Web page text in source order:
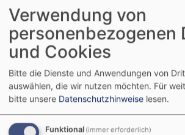
Kurz & Gut
Verwendung von
personenbezogenen
und Cookies
Bitte die Dienste und Anwendungen von
auswählen, die wir nutzen möchten. Für
bitte unsere Datenschutzhinweise lesen.
Funktional (immer erforderlich)